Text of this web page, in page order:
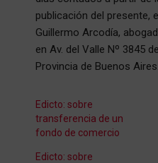
publicación del presente,
Guillermo Arcodía,
en Av. del Valle Nº 3845
Provincia de Buenos Aires.
Edicto: sobre
transferencia de un
fondo de comercio
Edicto: sobre